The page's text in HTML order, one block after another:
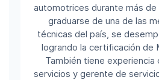
automotrices durante más de
graduarse de una de las
técnicas del país, se
logrando la certificación de
También tiene experiencia
servicios y gerente de